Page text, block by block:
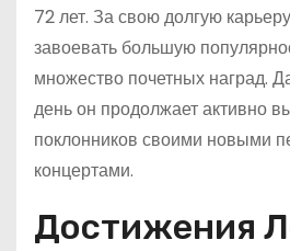
72 лет. За свою долгую
завоевать большую
множество почетных наград.
день он продолжает активно
поклонников своими новыми
концертами.
Достижения